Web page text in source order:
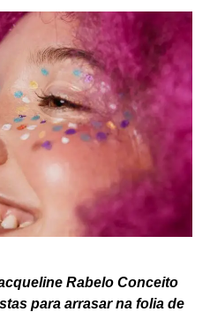
Rabelo Conceito
para arrasar na folia de